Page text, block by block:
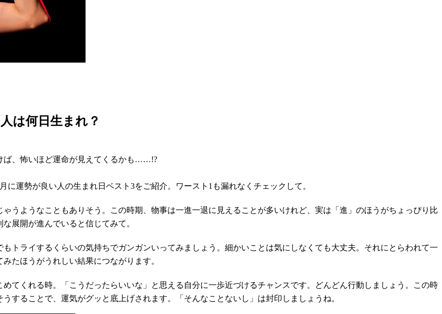
は何日生まれ？
ば、怖いほど運命が見えてくるかも……!?
に運勢が良い人の生まれ日ベスト3をご紹介。ワースト1も漏れなくチェックして。
うようなこともありそう。この時期、物事は一進一退に見えることが多いけれど、実は「進」のほうがちょっぴり比
展開が進んでいると信じてみて。
トライするくらいの気持ちでガンガンいってみましょう。細かいことは気にしなくても大丈夫。それにとらわれて一
たほうがうれしい結果につながります。
てくれる時。「こうだったらいいな」と思える自分に一歩近づけるチャンスです。どんどん行動しましょう。この時
することで、運気がグッと底上げされます。「そんなことないし」は封印しましょうね。